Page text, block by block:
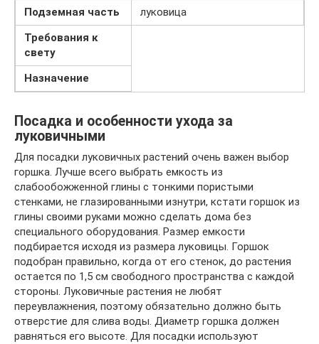
Подземная часть
луковица
Требования к
свету
Назначение
Посадка и особенности ухода за
луковичными
Для посадки луковичных растений очень важен выбор
горшка. Лучше всего выбрать емкость из
слабообожженной глины с тонкими пористыми
стенками, не глазированными изнутри, кстати горшок из
глины своими руками можно сделать дома без
специального оборудования. Размер емкости
подбирается исходя из размера луковицы. Горшок
подобран правильно, когда от его стенок, до растения
остается по 1,5 см свободного пространства с каждой
стороны. Луковичные растения не любят
переувлажнения, поэтому обязательно должно быть
отверстие для слива воды. Диаметр горшка должен
равняться его высоте. Для посадки используют